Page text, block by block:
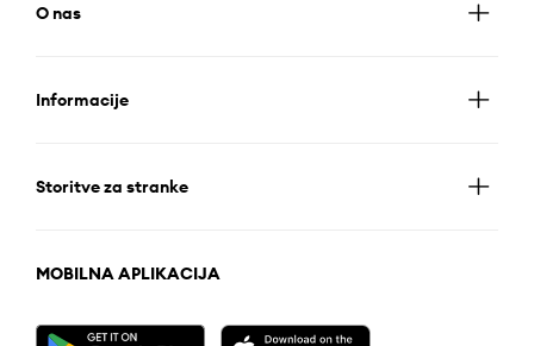
O nas
Informacije
Storitve za stranke
MOBILNA APLIKACIJA